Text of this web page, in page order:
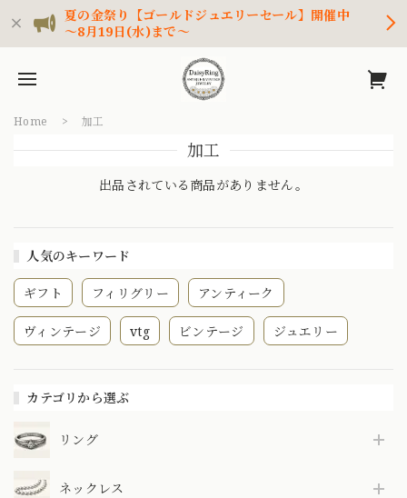
夏の金祭り【ゴールドジュエリーセール】開催中
～8月19日(水)まで～
人気のキーワード
ギフト フィリグリー アンティーク
ヴィンテージ vtg ビンテージ ジュエリー
カテゴリから選ぶ
リング
ネックレス
Home 加工
加工
出品されている商品がありません。